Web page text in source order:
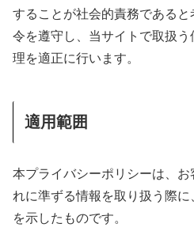
することが社会的責務である
令を遵守し、当サイトで取扱
理を適正に行います。
適用範囲
本プライバシーポリシーは、
れに準ずる情報を取り扱う際
を示したものです。